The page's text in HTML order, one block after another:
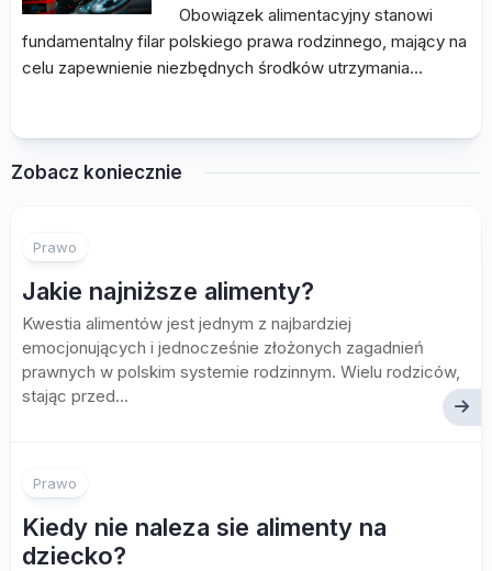
Obowiązek alimentacyjny stanowi
fundamentalny filar polskiego prawa rodzinnego, mający na
celu zapewnienie niezbędnych środków utrzymania…
Zobacz koniecznie
Prawo
Jakie najniższe alimenty?
Kwestia alimentów jest jednym z najbardziej
emocjonujących i jednocześnie złożonych zagadnień
prawnych w polskim systemie rodzinnym. Wielu rodziców,
stając przed...
Prawo
Kiedy nie naleza sie alimenty na
dziecko?